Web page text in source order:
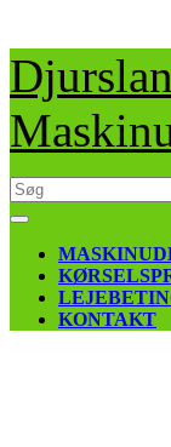
Skip
content
Søg
efter:
Open
Button
KONTAKT